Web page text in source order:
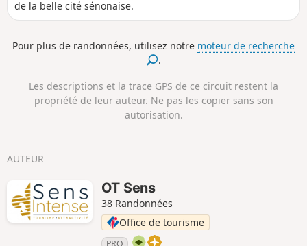
de la belle cité sénonaise.
Pour plus de randonnées, utilisez notre moteur de recherche
.
Les descriptions et la trace GPS de ce circuit restent la
propriété de leur auteur. Ne pas les copier sans son
autorisation.
AUTEUR
OT Sens
38 Randonnées
Office de tourisme